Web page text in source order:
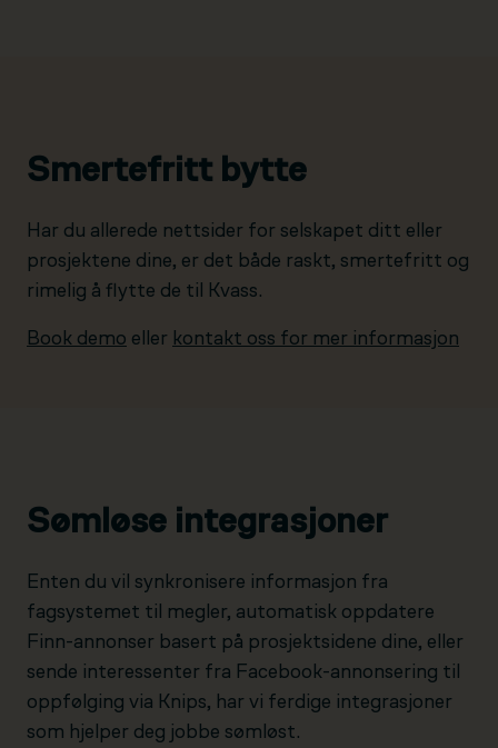
Smertefritt bytte
Har du allerede nettsider for selskapet ditt eller
prosjektene dine, er det både raskt, smertefritt og
rimelig å flytte de til Kvass.
Book demo eller kontakt oss for mer informasjon
Sømløse integrasjoner
Enten du vil synkronisere informasjon fra
fagsystemet til megler, automatisk oppdatere
Finn-annonser basert på prosjektsidene dine, eller
sende interessenter fra Facebook-annonsering til
oppfølging via Knips, har vi ferdige integrasjoner
som hjelper deg jobbe sømløst.